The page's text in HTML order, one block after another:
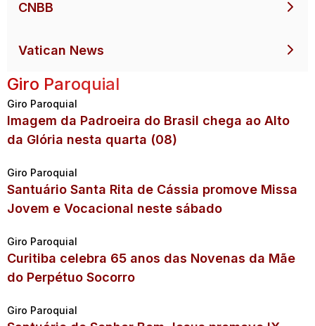
CNBB
Vatican News
Giro Paroquial
Giro Paroquial
Imagem da Padroeira do Brasil chega ao Alto
da Glória nesta quarta (08)
Giro Paroquial
Santuário Santa Rita de Cássia promove Missa
Jovem e Vocacional neste sábado
Giro Paroquial
Curitiba celebra 65 anos das Novenas da Mãe
do Perpétuo Socorro
Giro Paroquial